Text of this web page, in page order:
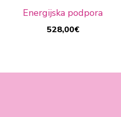
Energijska podpora
528,00€